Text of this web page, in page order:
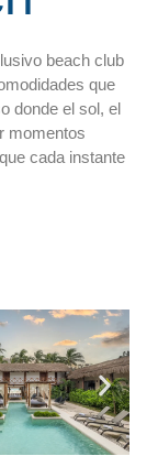
beach club
que
donde el sol, el
momentos
cada instante